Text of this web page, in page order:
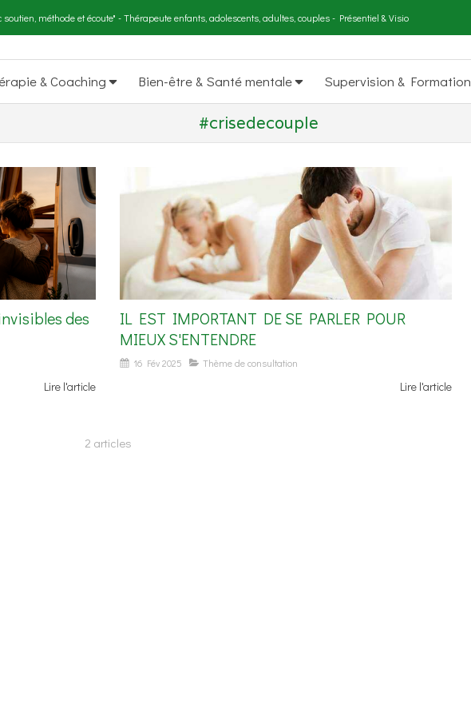
méthode et écoute" - Thérapeute enfants, adolescents, adultes, couples - Présentiel & Visio
& Coaching Bien-être & Santé mentale Supervision & Formation
#crisedecouple
des
Lire l'article
IL EST IMPORTANT DE SE PARLER POUR
MIEUX S'ENTENDRE
16 Fév 2025 Thème de consultation
Lire l'article
2 articles